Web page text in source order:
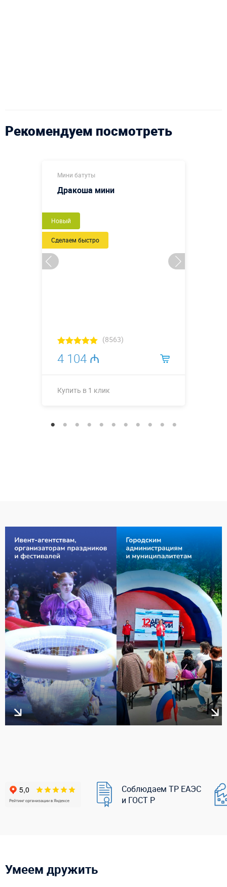
Рекомендуем посмотреть
Мини батуты
Дракоша мини
Новый
Сделаем быстро
(8563)
4 104 ₼
Купить в 1 клик
Соблюдаем ТР ЕАЭС
и ГОСТ Р
Умеем дружить